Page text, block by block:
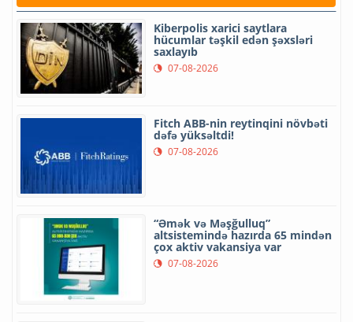
Kiberpolis xarici saytlara
hücumlar təşkil edən şəxsləri
saxlayıb
07-08-2026
Fitch ABB-nin reytinqini növbəti
dəfə yüksəltdi!
07-08-2026
“Əmək və Məşğulluq”
altsistemində hazırda 65 mindən
çox aktiv vakansiya var
07-08-2026